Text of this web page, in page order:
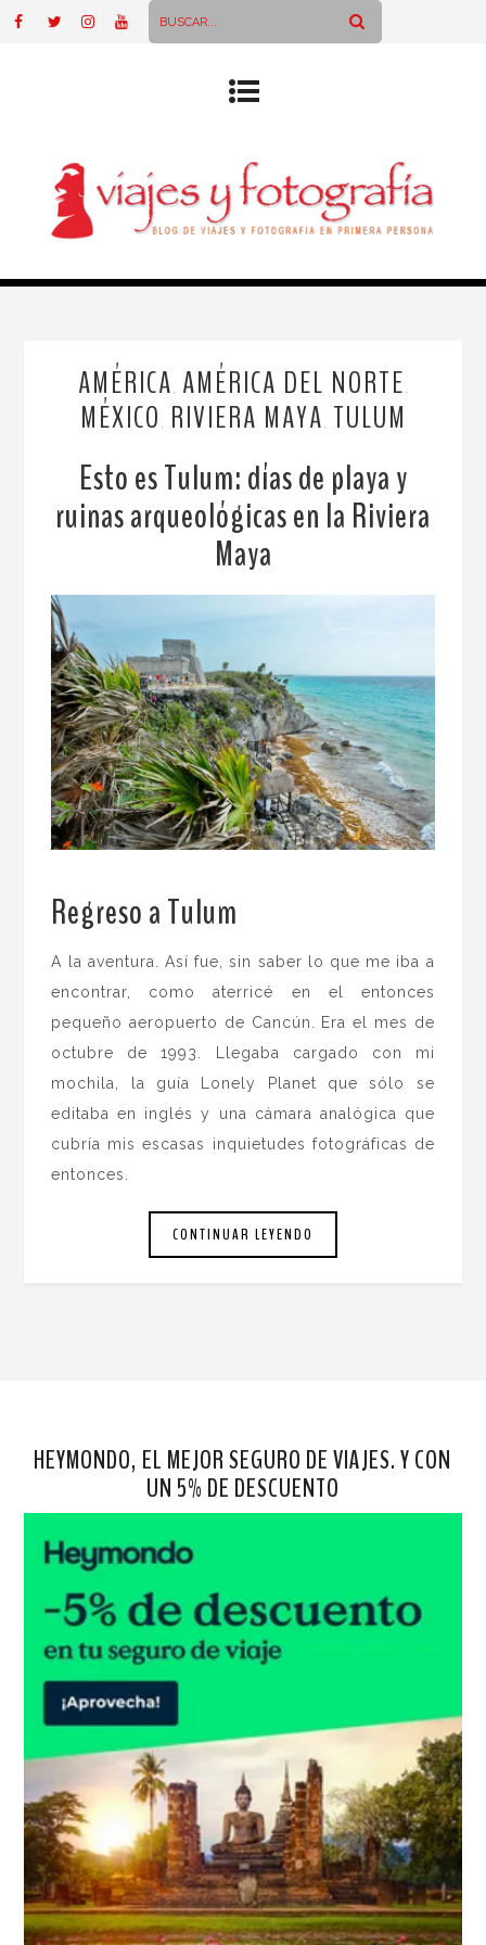
AMÉRICA AMÉRICA DEL NORTE
MÉXICO RIVIERA MAYA TULUM
Esto es Tulum: días de playa y
ruinas arqueológicas en la Riviera
Maya
Regreso a Tulum
A la aventura. Así fue, sin saber lo que me iba a
encontrar, como aterricé en el entonces
pequeño aeropuerto de Cancún. Era el mes de
octubre de 1993. Llegaba cargado con mi
mochila, la guía Lonely Planet que sólo se
editaba en inglés y una cámara analógica que
cubría mis escasas inquietudes fotográficas de
entonces.
CONTINUAR LEYENDO
HEYMONDO, EL MEJOR SEGURO DE VIAJES. Y CON
UN 5% DE DESCUENTO